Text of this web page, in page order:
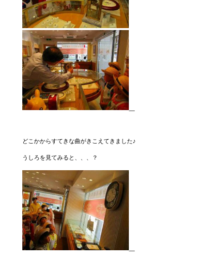
どこかからすてきな曲がきこえてきました♪
うしろを見てみると、、、？